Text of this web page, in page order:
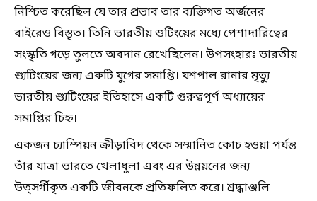
নিশ্চিত করেছিল যে তার প্রভাব তার ব্যক্তিগত অর্জনের
বাইরেও বিস্তৃত। তিনি ভারতীয় শুটিংয়ের মধ্যে পেশাদারিত্বের
সংস্কৃতি গড়ে তুলতে অবদান রেখেছিলেন। উপসংহারঃ ভারতীয়
শ্যুটিংয়ের জন্য একটি যুগের সমাপ্তি। যশপাল রানার মৃত্যু
ভারতীয় শ্যুটিংয়ের ইতিহাসে একটি গুরুত্বপূর্ণ অধ্যায়ের
সমাপ্তির চিহ্ন।
একজন চ্যাম্পিয়ন ক্রীড়াবিদ থেকে সম্মানিত কোচ হওয়া পর্যন্ত
তাঁর যাত্রা ভারতে খেলাধুলা এবং এর উন্নয়নের জন্য
উত্সর্গীকৃত একটি জীবনকে প্রতিফলিত করে। শ্রদ্ধাঞ্জলি